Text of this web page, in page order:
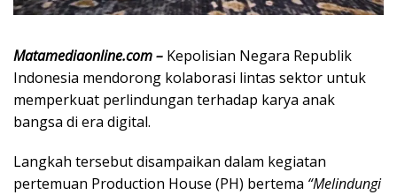
Matamediaonline.com – Kepolisian Negara Republik
Indonesia mendorong kolaborasi lintas sektor untuk
memperkuat perlindungan terhadap karya anak
bangsa di era digital.
Langkah tersebut disampaikan dalam kegiatan
pertemuan Production House (PH) bertema “Melindungi